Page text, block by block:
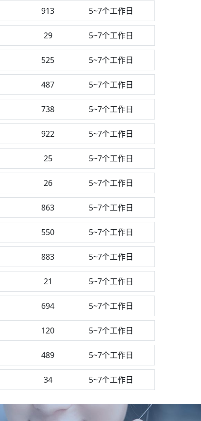
913 5~7个工作日
29 5~7个工作日
525 5~7个工作日
487 5~7个工作日
738 5~7个工作日
922 5~7个工作日
25 5~7个工作日
26 5~7个工作日
863 5~7个工作日
550 5~7个工作日
883 5~7个工作日
21 5~7个工作日
694 5~7个工作日
120 5~7个工作日
489 5~7个工作日
34 5~7个工作日